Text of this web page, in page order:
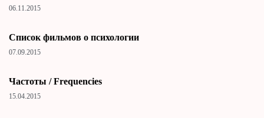
06.11.2015
Cписок фильмов о психологии
07.09.2015
Частоты / Frequencies
15.04.2015